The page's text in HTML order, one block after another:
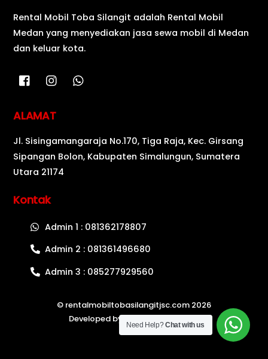
Rental Mobil Toba Silangit adalah Rental Mobil
Medan yang menyediakan jasa sewa mobil di Medan
dan keluar kota.
ALAMAT
Jl. Sisingamangaraja No.170, Tiga Raja, Kec. Girsang
Sipangan Bolon, Kabupaten Simalungun, Sumatera
Utara 21174
Kontak
Admin 1 : 081362178807
Admin 2 : 081361496680
Admin 3 : 085277929560
© rentalmobiltobasilangitjsc.com 2026
Developed byOke Web Indonesia
Need Help?Chat with us